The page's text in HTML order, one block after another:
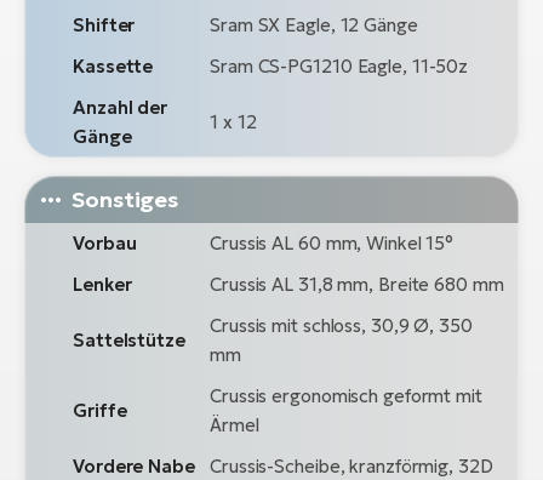
Shifter
Sram SX Eagle, 12 Gänge
Kassette
Sram CS-PG1210 Eagle, 11-50z
Anzahl der
Gänge
1 x 12
Sonstiges
Vorbau
Crussis AL 60 mm, Winkel 15°
Lenker
Crussis AL 31,8 mm, Breite 680 mm
Sattelstütze
Crussis mit schloss, 30,9 Ø, 350
mm
Griffe
Crussis ergonomisch geformt mit
Ärmel
Vordere Nabe
Crussis-Scheibe, kranzförmig, 32D